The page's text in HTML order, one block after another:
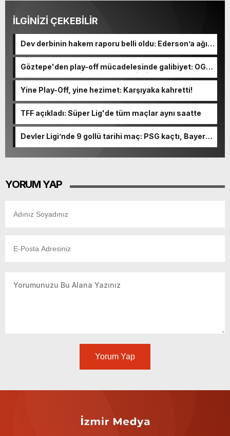
İLGİNİZİ ÇEKEBİLİR
Dev derbinin hakem raporu belli oldu: Ederson’a ağır
Göztepe'den play-off mücadelesinde galibiyet: OGM
Ormanspor'u evinde 90-92 devirdi
Yine Play-Off, yine hezimet: Karşıyaka kahretti!
TFF açıkladı: Süper Lig'de tüm maçlar aynı saatte
Devler Ligi’nde 9 gollü tarihi maç: PSG kaçtı, Bayern
YORUM YAP
Yorum Yap